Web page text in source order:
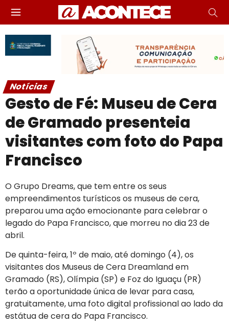
Notícias
Gesto de Fé: Museu de Cera
de Gramado presenteia
visitantes com foto do Papa
Francisco
O Grupo Dreams, que tem entre os seus
empreendimentos turísticos os museus de cera,
preparou uma ação emocionante para celebrar o
legado do Papa Francisco, que morreu no dia 23 de
abril.
De quinta-feira, 1º de maio, até domingo (4), os
visitantes dos Museus de Cera Dreamland em
Gramado (RS), Olímpia (SP) e Foz do Iguaçu (PR)
terão a oportunidade única de levar para casa,
gratuitamente, uma foto digital profissional ao lado da
estátua de cera do Papa Francisco.